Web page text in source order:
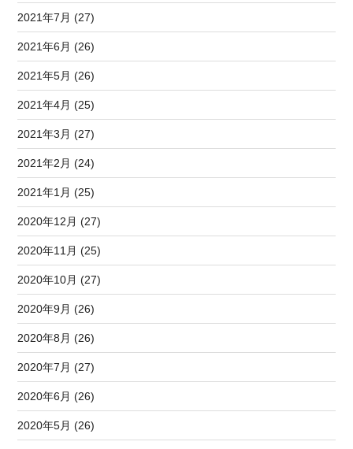
2021年7月 (27)
2021年6月 (26)
2021年5月 (26)
2021年4月 (25)
2021年3月 (27)
2021年2月 (24)
2021年1月 (25)
2020年12月 (27)
2020年11月 (25)
2020年10月 (27)
2020年9月 (26)
2020年8月 (26)
2020年7月 (27)
2020年6月 (26)
2020年5月 (26)